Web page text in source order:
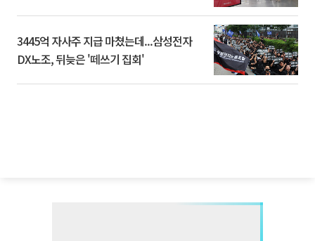
3445억 자사주 지급 마쳤는데...삼성전자
DX노조, 뒤늦은 '떼쓰기 집회'